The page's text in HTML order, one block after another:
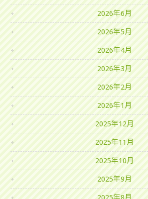
2026年6月
2026年5月
2026年4月
2026年3月
2026年2月
2026年1月
2025年12月
2025年11月
2025年10月
2025年9月